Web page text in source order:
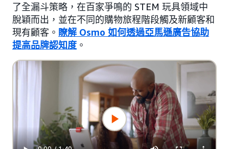
了全漏斗策略，在百家爭鳴的 STEM 玩具領域中
脫穎而出，並在不同的購物旅程階段觸及新顧客和
現有顧客。 瞭解 Osmo 如何透過亞馬遜廣告協助
提高品牌認知度 。